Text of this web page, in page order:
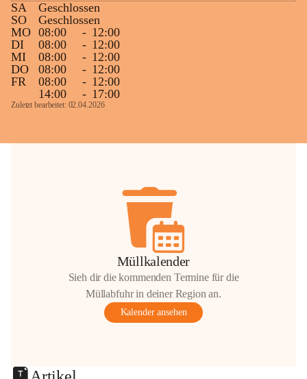
SA
Geschlossen
SO
Geschlossen
MO 08:00 - 12:00
DI
08:00 - 12:00
MI
08:00 - 12:00
DO
08:00 - 12:00
FR
08:00 - 12:00
14:00
- 17:00
Zuletzt bearbeitet: 02.04.2026
Müllkalender
Sieh dir die kommenden Termine für die
Müllabfuhr in deiner Region an.
Kalender ansehen